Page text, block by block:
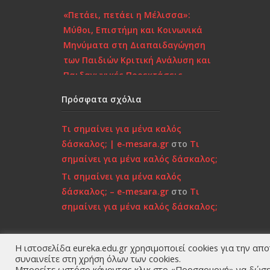
Μύθοι, Επιστήμη και Κοινωνικά
Μηνύματα στη Διαπαιδαγώγηση
των Παιδιών Κριτική Ανάλυση και
Παιδαγωγικές Προεκτάσεις
Το πορτραίτο μιας
κατεστραμμένης γενιάς – Κριτικός
Σχολιασμός στη Σύγχρονη
Πραγματικότητα
Επιστροφή στην Παιδικότητα
“τώρα”..!
Μήπως είναι πια πολύ αργά;»…
Χτίζοντας την Ψυχική
Πρόσφατα σχόλια
Τι σημαίνει για μένα καλός
δάσκαλος; | e-mesara.gr στο Τι
σημαίνει για μένα καλός δάσκαλος;
Τι σημαίνει για μένα καλός
δάσκαλος; – e-mesara.gr στο Τι
σημαίνει για μένα καλός δάσκαλος;
Ποιοι
Η ιστοσελίδα eureka.edu.gr χρησιμοποιεί cookies για την
συναινείτε στη χρήση όλων των cookies.